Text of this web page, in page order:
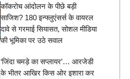
कॉकरोच आंदोलन के पीछे बड़ी
साजिश? 180 इन्फ्लुएंसर्स के वायरल
दावे से गरमाई सियासत, सोशल मीडिया
की भूमिका पर उठे सवाल
‘जिंदा चमड़े का सप्लायर’… आरजेडी
के भीतर आखिर किस ओर इशारा कर